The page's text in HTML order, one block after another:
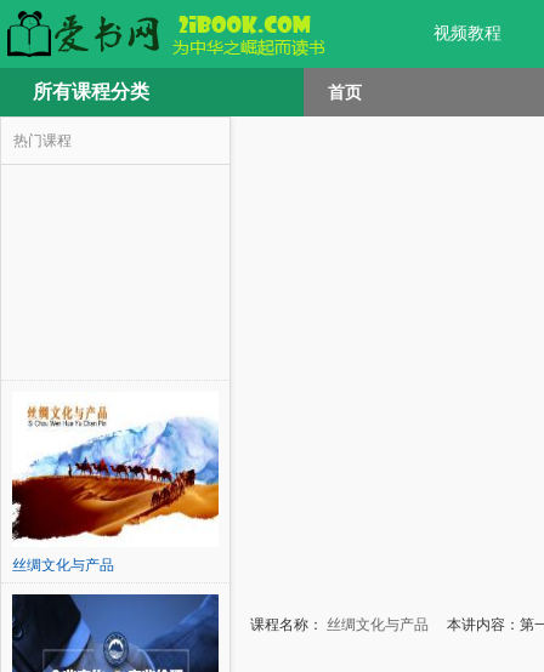
视频教程
所有课程分类 首页
热门课程
丝绸文化与产品
课程名称： 丝绸文化与产品 本讲内容：第